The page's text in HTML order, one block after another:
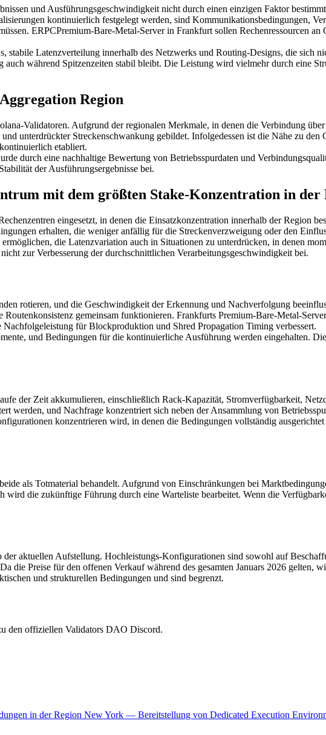
und Ausführungsgeschwindigkeit nicht durch einen einzigen Faktor
kontinuierlich festgelegt werden, sind Kommunikationsbedingungen,
ERPCPremium-Bare-Metal-Server in Frankfurt sollen Rechenressourcen an
Latenzverteilung innerhalb des Netzwerks und Routing-Designs, die sich
während Spitzenzeiten stabil bleibt. Die Leistung wird vielmehr durch eine
Region
Validatoren. Aufgrund der regionalen Merkmale, in denen die Verbindung
unterdrückter Streckenschwankung gebildet. Infolgedessen ist die Nähe zu
etabliert.
durch eine nachhaltige Bewertung von Betriebsspurdaten und
der Ausführungsergebnisse bei.
mit dem größten Stake-Konzentration in der
eingesetzt, in denen die Einsatzkonzentration innerhalb der Region
erhalten, die weniger anfällig für die Streckenverzweigung oder den
die Latenzvariation auch in Situationen zu unterdrücken, in denen
zur Verbesserung der durchschnittlichen Verarbeitungsgeschwindigkeit bei.
rotieren, und die Geschwindigkeit der Erkennung und Nachverfolgung
gemeinsam funktionieren. Frankfurts Premium-Bare-Metal-
für Blockproduktion und Shred Propagation Timing verbessert.
und Bedingungen für die kontinuierliche Ausführung werden eingehalten.
der Zeit akkumulieren, einschließlich Rack-Kapazität, Stromverfügbarkeit,
werden, und Nachfrage konzentriert sich neben der Ansammlung von
konzentrieren wird, in denen die Bedingungen vollständig
als Totmaterial behandelt. Aufgrund von Einschränkungen bei
die zukünftige Führung durch eine Warteliste bearbeitet. Wenn die
aktuellen Aufstellung. Hochleistungs-Konfigurationen sind sowohl auf
die Preise für den offenen Verkauf während des gesamten Januars 2026 gelten,
und strukturellen Bedingungen und sind begrenzt.
den offiziellen Validators DAO Discord.
in der Region New York — Bereitstellung von Dedicated Execution